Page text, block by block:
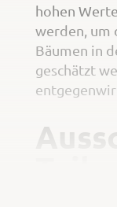
hohen
werden, um
Bäumen in
geschätzt